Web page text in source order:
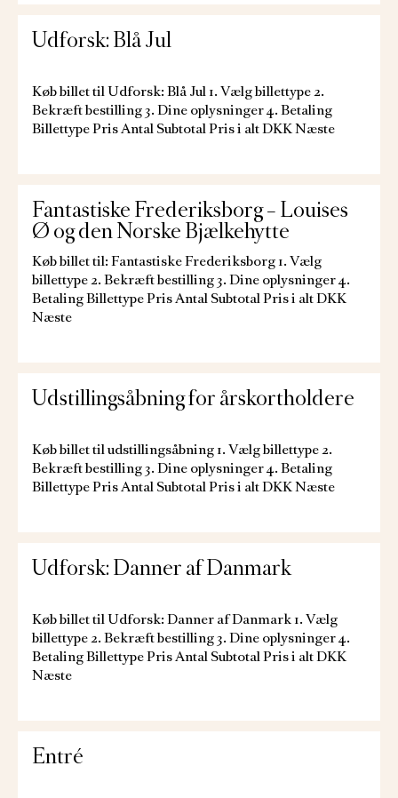
Udforsk: Blå Jul
Køb billet til Udforsk: Blå Jul 1. Vælg billettype 2.
Bekræft bestilling 3. Dine oplysninger 4. Betaling
Billettype Pris Antal Subtotal Pris i alt DKK Næste
Fantastiske Frederiksborg – Louises
Ø og den Norske Bjælkehytte
Køb billet til: Fantastiske Frederiksborg 1. Vælg
billettype 2. Bekræft bestilling 3. Dine oplysninger 4.
Betaling Billettype Pris Antal Subtotal Pris i alt DKK
Næste
Udstillingsåbning for årskortholdere
Køb billet til udstillingsåbning 1. Vælg billettype 2.
Bekræft bestilling 3. Dine oplysninger 4. Betaling
Billettype Pris Antal Subtotal Pris i alt DKK Næste
Udforsk: Danner af Danmark
Køb billet til Udforsk: Danner af Danmark 1. Vælg
billettype 2. Bekræft bestilling 3. Dine oplysninger 4.
Betaling Billettype Pris Antal Subtotal Pris i alt DKK
Næste
Entré